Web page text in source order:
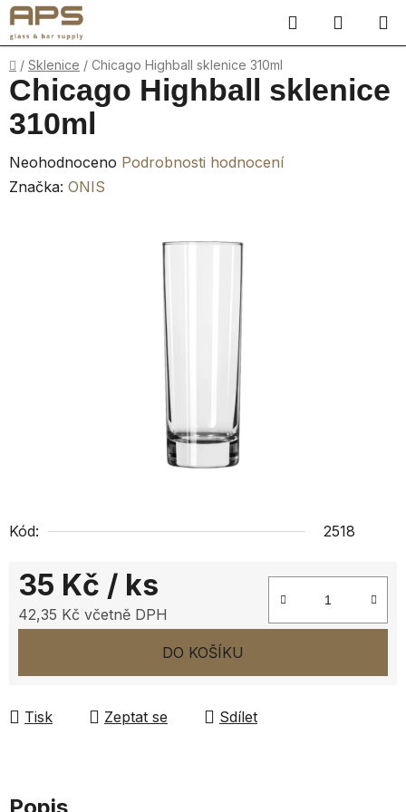
Přejít
na
obsah
Hledat
KOŠÍK
Domů
/ Sklenice / Chicago Highball sklenice 310ml
Kód: 2518
35 Kč / ks
42,35 Kč včetně DPH
DO KOŠÍKU
Tisk Zeptat se Sdílet
Chicago Highball sklenice
310ml
Průměrné
hodnocení
Neohodnoceno Podrobnosti hodnocení
Značka: ONIS
Popis